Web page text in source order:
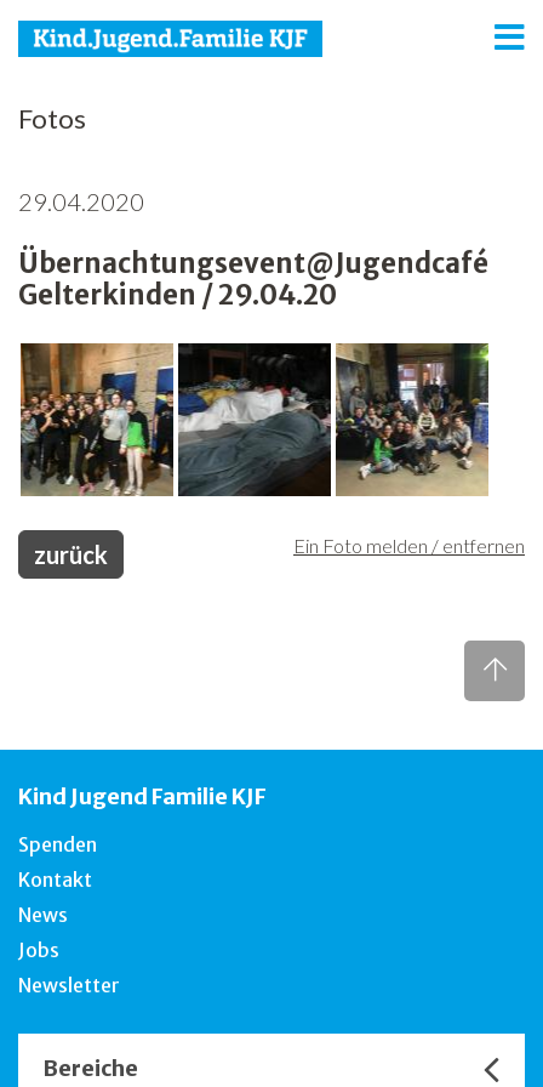
KJF
Jugend
Familie
Agenda
Netzwerk
Spenden
Jobs
Fotos
29.04.2020
Übernachtungsevent@Jugendcafé
Gelterkinden / 29.04.20
Ein Foto melden / entfernen
zurück
Kind Jugend Familie KJF
Spenden
Kontakt
News
Jobs
Newsletter
Bereiche